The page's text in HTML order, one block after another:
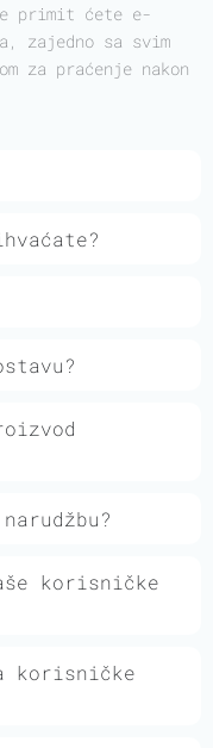
primit ćete e-
zajedno sa svim
za praćenje nakon
korisničke
korisničke